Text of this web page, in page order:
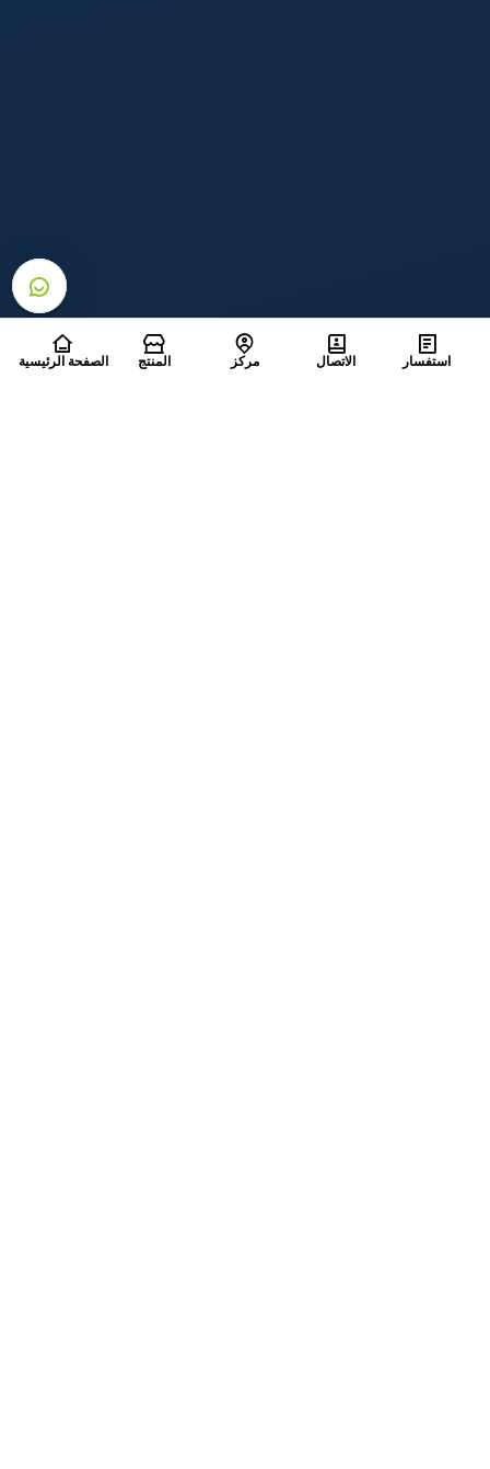
الصفحة الرئيسية المنتج مركز الاتصال استفسار